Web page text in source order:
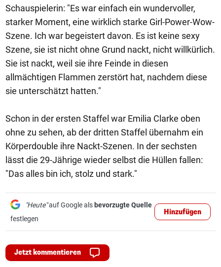
Schauspielerin: "Es war einfach ein wundervoller,
starker Moment, eine wirklich starke Girl-Power-Wow-
Szene. Ich war begeistert davon. Es ist keine sexy
Szene, sie ist nicht ohne Grund nackt, nicht willkürlich.
Sie ist nackt, weil sie ihre Feinde in diesen
allmächtigen Flammen zerstört hat, nachdem diese
sie unterschätzt hatten."
Schon in der ersten Staffel war Emilia Clarke oben
ohne zu sehen, ab der dritten Staffel übernahm ein
Körperdouble ihre Nackt-Szenen. In der sechsten
lässt die 29-Jährige wieder selbst die Hüllen fallen:
"Das alles bin ich, stolz und stark."
"Heute"auf Google als bevorzugte Quelle
festlegen
Hinzufügen
Jetzt kommentieren